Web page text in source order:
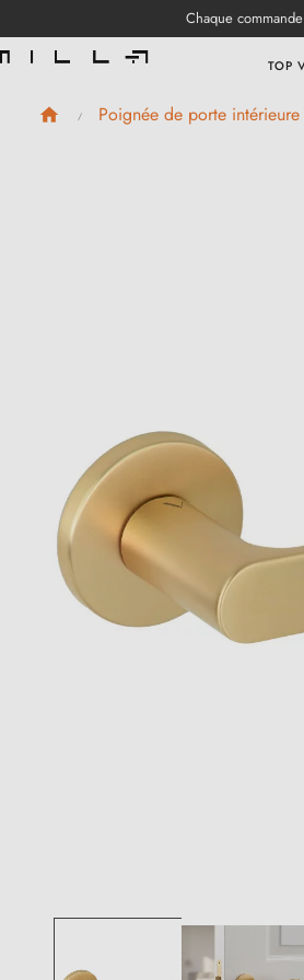
Chaque
TOP
Poignée de porte intérieure